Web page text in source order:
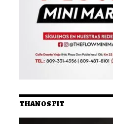
THANOS FIT